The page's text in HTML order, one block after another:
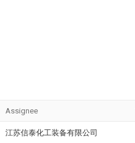
Assignee
江苏信泰化工装备有限公司